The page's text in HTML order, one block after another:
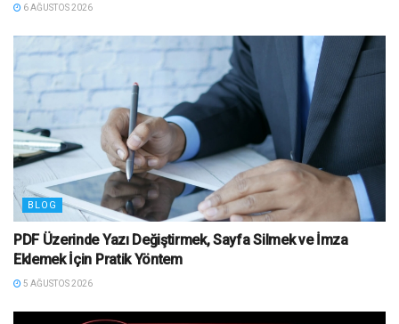
6 AĞUSTOS 2026
BLOG
PDF Üzerinde Yazı Değiştirmek, Sayfa Silmek ve İmza
Eklemek İçin Pratik Yöntem
5 AĞUSTOS 2026